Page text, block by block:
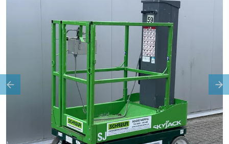
Previous